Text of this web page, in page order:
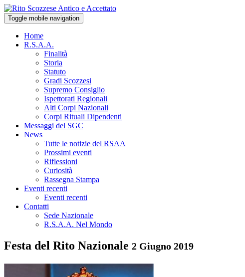
Toggle mobile navigation
Home
R.S.A.A.
Finalità
Storia
Statuto
Gradi Scozzesi
Supremo Consiglio
Ispettorati Regionali
Alti Corpi Nazionali
Corpi Rituali Dipendenti
Messaggi del SGC
News
Tutte le notizie del RSAA
Prossimi eventi
Riflessioni
Curiosità
Rassegna Stampa
Eventi recenti
Eventi recenti
Contatti
Sede Nazionale
R.S.A.A. Nel Mondo
Festa del Rito Nazionale 2 Giugno 2019